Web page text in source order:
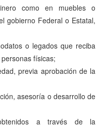
como en muebles o
gobierno Federal o Estatal,
o legados que reciba
físicas;
previa aprobación de la
asesoría o desarrollo de
a través de la